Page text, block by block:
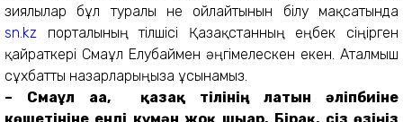
зиялылар бұл туралы не ойлайтынын білу мақсатында
sn.kz порталының тілшісі Қазақстанның еңбек сіңірген
қайраткері Смағұл Елубаймен әңгімелескен екен. Аталмыш
сұхбатты назарларыңызға ұсынамыз.
– Смағұл аға, қазақ тілінің латын әліпбиіне
көшетініне енді күмән жоқ шығар. Бірақ, сіз өзіңіз